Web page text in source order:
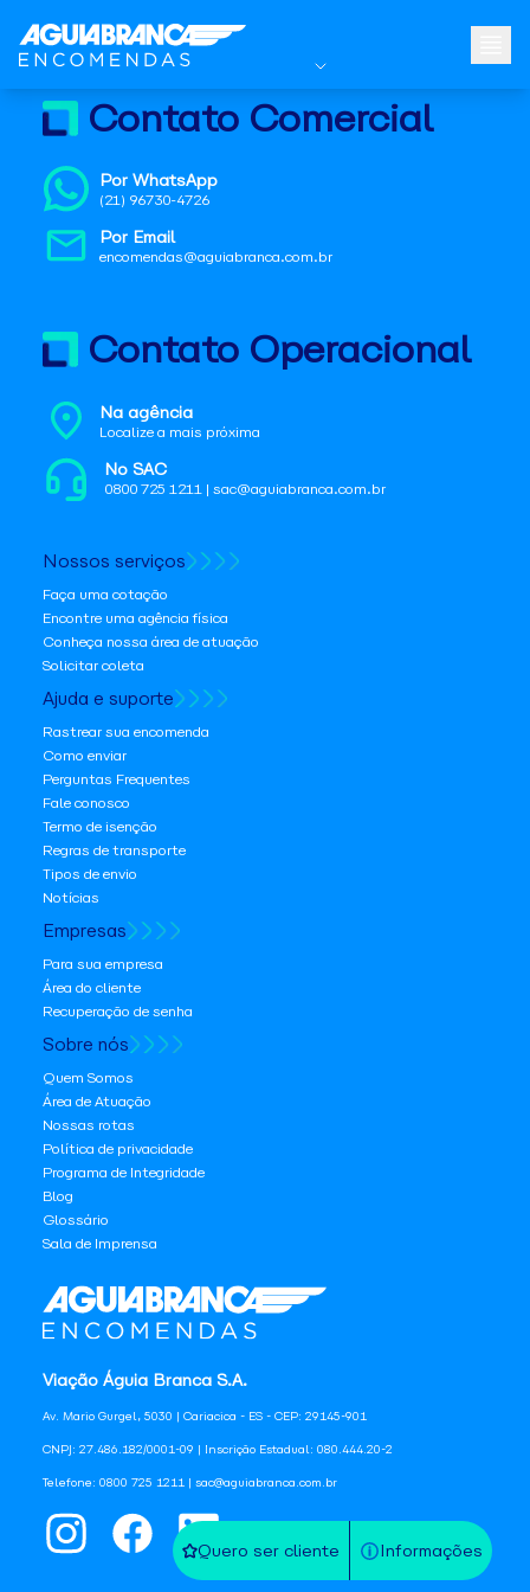
Quero ser cliente Informações
Viação Águia Branca S.A.
Av. Mario Gurgel, 5030 | Cariacica - ES - CEP: 29145-901
CNPJ: 27.486.182/0001-09 | Inscrição Estadual: 080.444.20-2
Telefone: 0800 725 1211 | sac@aguiabranca.com.br
Contato Comercial
Por WhatsApp
(21) 96730-4726
Por Email
encomendas@aguiabranca.com.br
Contato Operacional
Na agência
Localize a mais próxima
No SAC
0800 725 1211 | sac@aguiabranca.com.br
Nossos serviços
Faça uma cotação
Encontre uma agência física
Conheça nossa área de atuação
Solicitar coleta
Ajuda e suporte
Rastrear sua encomenda
Como enviar
Perguntas Frequentes
Fale conosco
Termo de isenção
Regras de transporte
Tipos de envio
Notícias
Empresas
Para sua empresa
Área do cliente
Recuperação de senha
Sobre nós
Quem Somos
Área de Atuação
Nossas rotas
Política de privacidade
Programa de Integridade
Blog
Glossário
Sala de Imprensa